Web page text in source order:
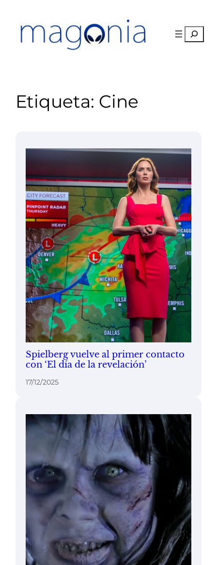
contenido
Buscar
Etiqueta: Cine
Spielberg vuelve al primer contacto
con ‘El día de la revelación’
17/12/2025